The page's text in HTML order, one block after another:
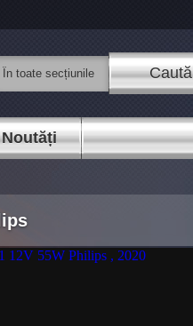
Caută
Noutăți